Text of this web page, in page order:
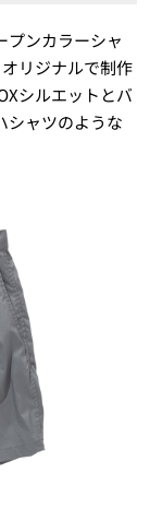
プンカラーシャ
リジナルで制作
シルエットとバ
シャツのような